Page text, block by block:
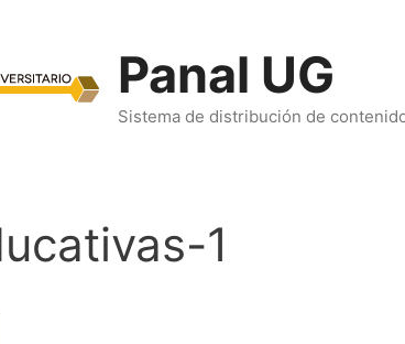
Panal UG
Sistema de distribución de
1